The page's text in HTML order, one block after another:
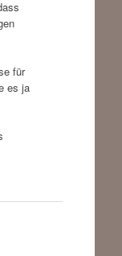
für
es ja